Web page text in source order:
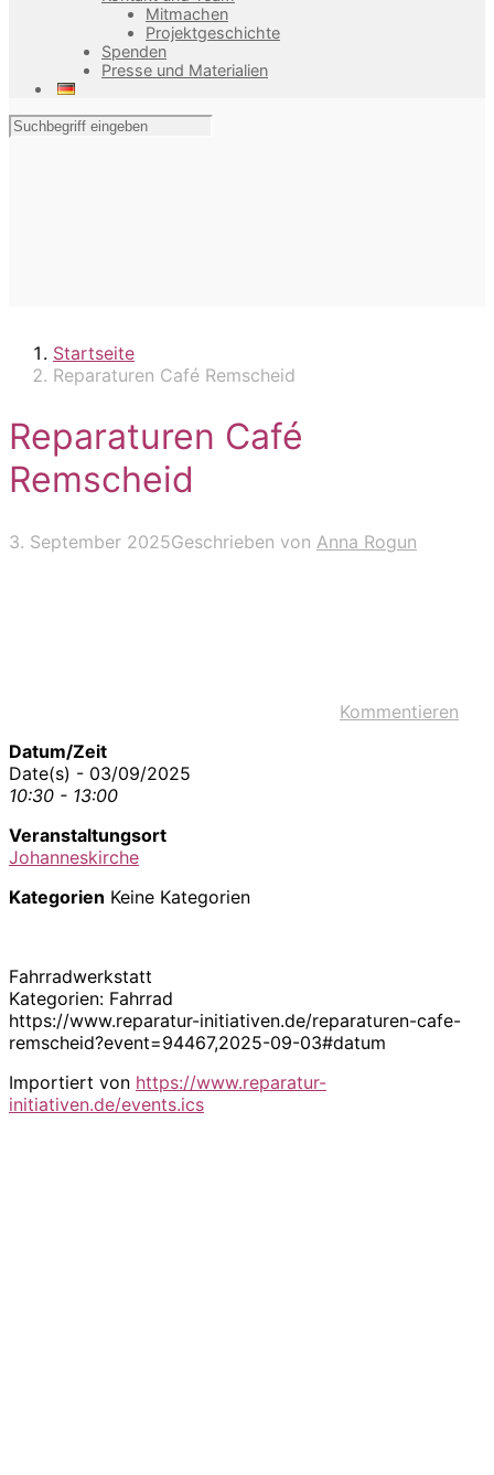
Mitmachen
Projektgeschichte
Spenden
Presse und Materialien
Startseite
Reparaturen Café Remscheid
Reparaturen Café
Remscheid
3. September 2025Geschrieben von Anna Rogun
Kommentieren
Datum/Zeit
Date(s) - 03/09/2025
10:30 - 13:00
Veranstaltungsort
Johanneskirche
Kategorien Keine Kategorien
Fahrradwerkstatt
Kategorien: Fahrrad
https://www.reparatur-initiativen.de/reparaturen-cafe-
remscheid?event=94467,2025-09-03#datum
Importiert von https://www.reparatur-
initiativen.de/events.ics